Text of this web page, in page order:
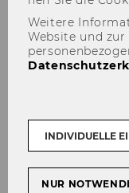
Weitere
Website und
INDIVIDUELLE
NUR